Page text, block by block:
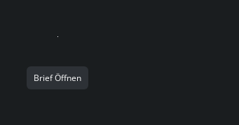
Brief Öffnen